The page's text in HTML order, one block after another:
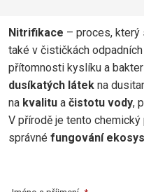
Nitrifikace – proces, který
také v čističkách
přítomnosti kyslíku a
dusíkatých látek na
na kvalitu a čistotu vody,
V přírodě je tento
správné fungování